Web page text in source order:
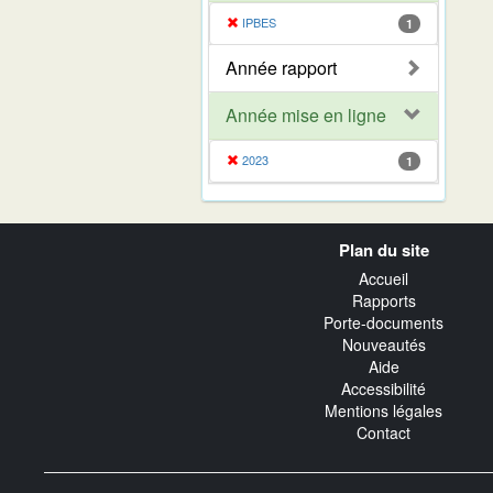
IPBES 1
Année rapport
Année mise en ligne
2023 1
Plan du site
Accueil
Rapports
Porte-documents
Nouveautés
Aide
Accessibilité
Mentions légales
Contact